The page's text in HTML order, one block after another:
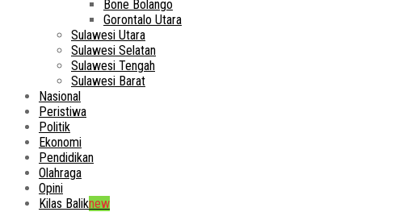
Bone Bolango
Gorontalo Utara
Sulawesi Utara
Sulawesi Selatan
Sulawesi Tengah
Sulawesi Barat
Nasional
Peristiwa
Politik
Ekonomi
Pendidikan
Olahraga
Opini
Kilas Baliknew